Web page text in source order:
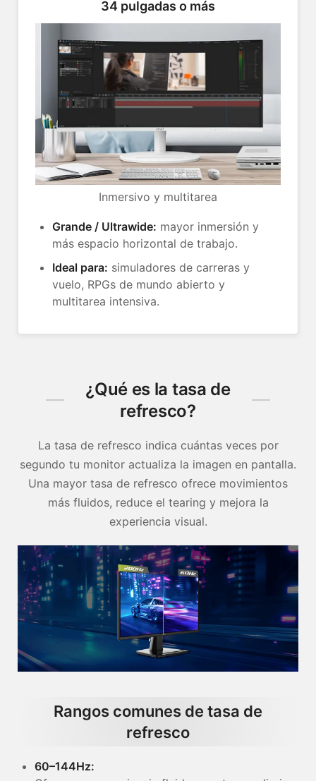
34 pulgadas o más
Inmersivo y multitarea
Grande / Ultrawide: mayor inmersión y
más espacio horizontal de trabajo.
Ideal para: simuladores de carreras y
vuelo, RPGs de mundo abierto y
multitarea intensiva.
¿Qué es la tasa de
refresco?
La tasa de refresco indica cuántas veces por
segundo tu monitor actualiza la imagen en pantalla.
Una mayor tasa de refresco ofrece movimientos
más fluidos, reduce el tearing y mejora la
experiencia visual.
Rangos comunes de tasa de
refresco
60–144Hz: